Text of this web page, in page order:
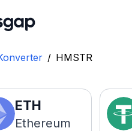
/ HMSTR
ETH
Ethereum